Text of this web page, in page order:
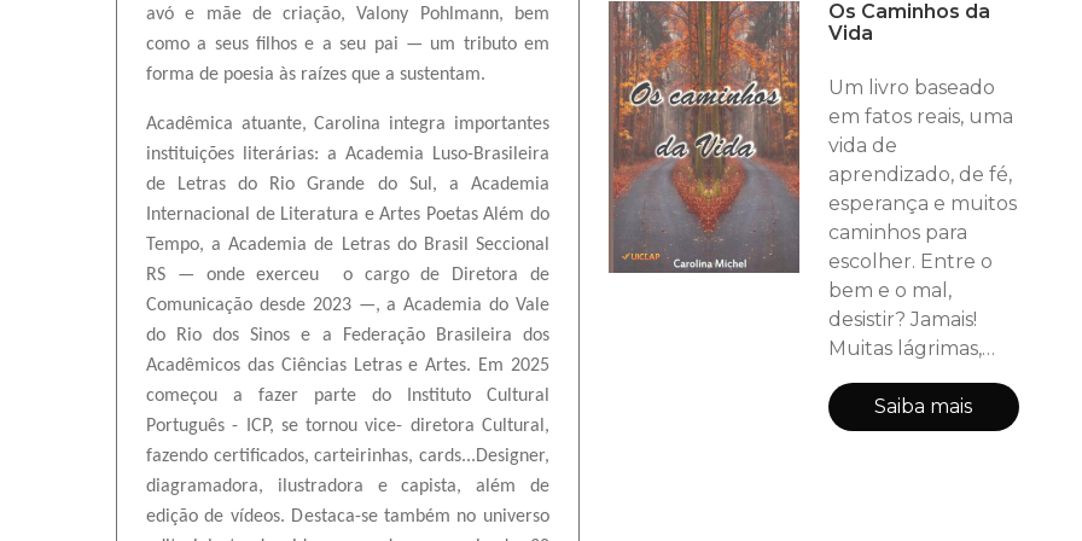
avó e mãe de criação, Valony Pohlmann, bem
como a seus filhos e a seu pai — um tributo em
forma de poesia às raízes que a sustentam.
Acadêmica atuante, Carolina integra importantes
instituições literárias: a Academia Luso-Brasileira
de Letras do Rio Grande do Sul, a Academia
Internacional de Literatura e Artes Poetas Além do
Tempo, a Academia de Letras do Brasil Seccional
RS — onde exerceu
o cargo de Diretora de
Comunicação desde 2023 —, a Academia do Vale
do Rio dos Sinos e a Federação Brasileira dos
Acadêmicos das Ciências Letras e Artes. Em 2025
começou a fazer parte do Instituto Cultural
Português - ICP, se tornou vice- diretora Cultural,
fazendo certificados, carteirinhas, cards...Designer,
diagramadora, ilustradora e capista,além de
edição de vídeos. Destaca-se também no universo
quem tinha
de repente, Deus
abençoou suas
vidas trazendo o
amor, na sua forma
mais sublime...
Apreciem esse
romance e deixem
a poesia elevar
Os Caminhos da
Vida
Um livro baseado
em fatos reais, uma
vida de
aprendizado, de fé,
esperança e muitos
caminhos para
escolher. Entre o
bem e o mal,
desistir? Jamais!
Muitas lágrimas,
muitas risadas,
perdas,
descobertas e
Saiba mais